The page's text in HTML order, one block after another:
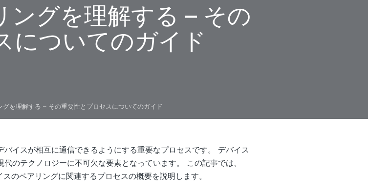
グを理解する – その
についてのガイド
を理解する – その重要性とプロセスについてのガイド
イスが相互に通信できるようにする重要なプロセスです。 デバイス
のテクノロジーに不可欠な要素となっています。 この記事では、
のペアリングに関連するプロセスの概要を説明します。